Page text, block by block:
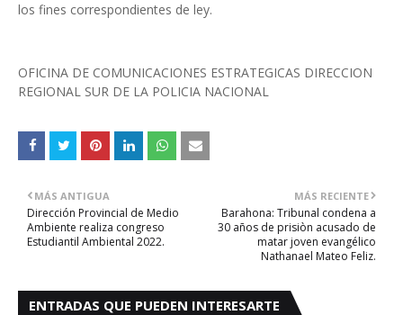
los fines correspondientes de ley.
OFICINA DE COMUNICACIONES ESTRATEGICAS DIRECCION
REGIONAL SUR DE LA POLICIA NACIONAL
MÁS RECIENTE
Barahona: Tribunal condena a
30 años de prisiòn acusado de
matar joven evangélico
Nathanael Mateo Feliz.
MÁS ANTIGUA
Dirección Provincial de Medio
Ambiente realiza congreso
Estudiantil Ambiental 2022.
ENTRADAS QUE PUEDEN INTERESARTE